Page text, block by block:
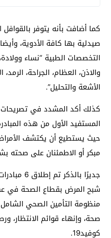
كما أضافت بأنه يتوفر
صيدلية بها كافة الأدوية،
التخصصات الطبية “نساء
والاذن، العظام، الجراحة،
الأشعة والتحليل”.
كذلك أكد المشدد في
المستفيد الأول من هذه
حيث يستطيع أن يكتشف
مبكر أو الاطمئنان على صحته
جديرًا
شبح المرض بقطاع الصحة في
كوفيد19.